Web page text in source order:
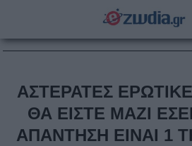
ΑΣΤΕΡΑΤΕΣ
ΘΑ ΕΙΣΤΕ ΜΑΖΙ
ΑΠΑΝΤΗΣΗ ΕΙΝΑΙ 1